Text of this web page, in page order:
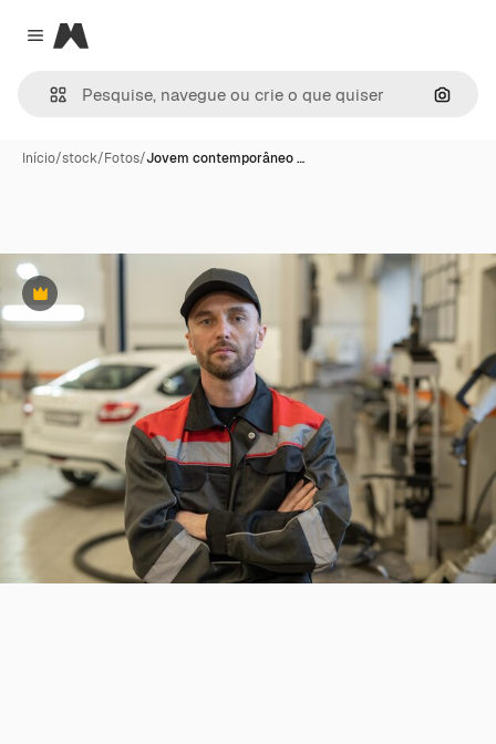
Close menu
Magnific
Início/stock/Fotos/Jovem contemporâneo …
Premium